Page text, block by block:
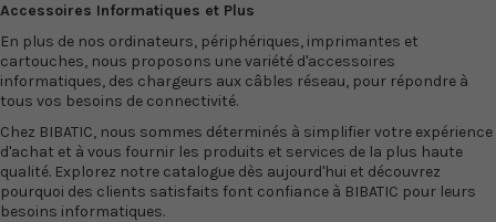
Accessoires Informatiques et Plus
En plus de nos ordinateurs, périphériques, imprimantes et
cartouches, nous proposons une variété d'accessoires
informatiques, des chargeurs aux câbles réseau, pour répondre à
tous vos besoins de connectivité.
Chez BIBATIC, nous sommes déterminés à simplifier votre expérience
d'achat et à vous fournir les produits et services de la plus haute
qualité. Explorez notre catalogue dès aujourd'hui et découvrez
pourquoi des clients satisfaits font confiance à BIBATIC pour leurs
besoins informatiques.